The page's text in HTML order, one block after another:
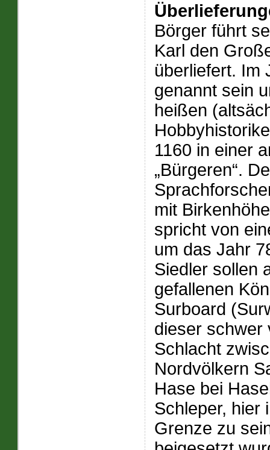
Börger führt
Karl den
überliefert. Im
genannt sein
heißen
1160 in einer
„Bürgeren“.
mit
spricht von
um das Jahr
Siedler sollen
gefallenen
Surboard
dieser schwer
Schlacht
Nordvölkern
Hase bei
Schleper, hier
Grenze zu